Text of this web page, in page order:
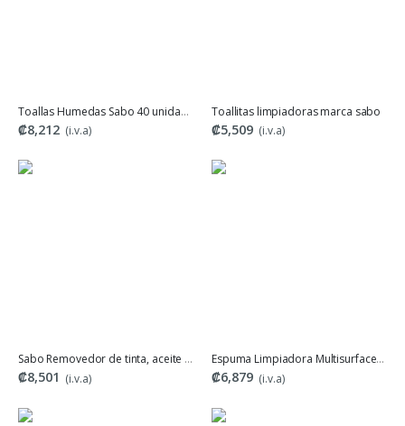
Toallas Humedas Sabo 40 unidades
₡8,212 (i.v.a)
Toallitas limpiadoras marca sabo
₡5,509 (i.v.a)
Sabo Removedor de tinta, aceite y adhesivos
₡8,501 (i.v.a)
Espuma Limpiadora Multisurface SABO
₡6,879 (i.v.a)